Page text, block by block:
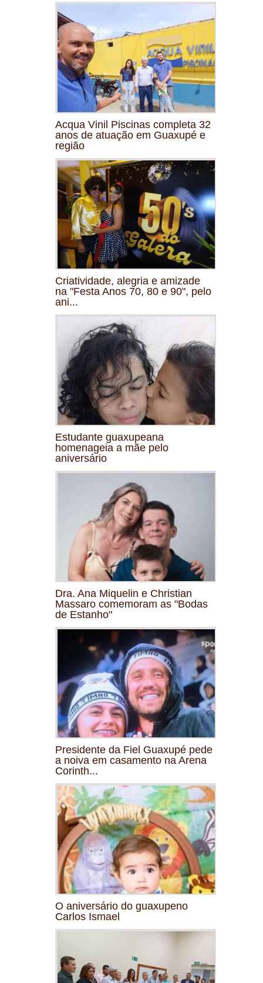
Acqua Vinil Piscinas completa 32
anos de atuação em Guaxupé e
região
Criatividade, alegria e amizade
na "Festa Anos 70, 80 e 90", pelo
ani...
Estudante guaxupeana
homenageia a mãe pelo
aniversário
Dra. Ana Miquelin e Christian
Massaro comemoram as "Bodas
de Estanho"
Presidente da Fiel Guaxupé pede
a noiva em casamento na Arena
Corinth...
O aniversário do guaxupeno
Carlos Ismael